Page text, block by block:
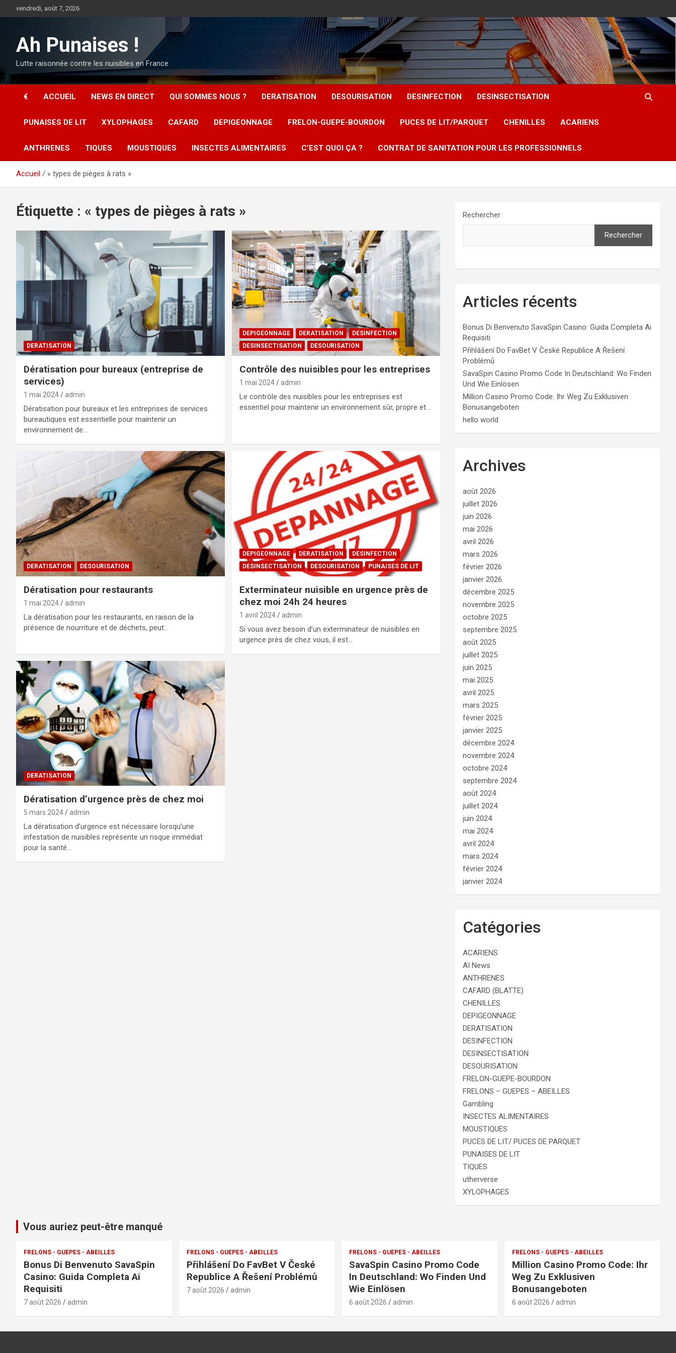
au
vendredi, août 7, 2026
Ah Punaises !
Lutte raisonnée contre les nuisibles en France
€ ACCUEIL NEWS EN DIRECT QUI SOMMES NOUS ? DERATISATION DESOURISATION DESINFECTION DESINSECTISATION
PUNAISES DE LIT XYLOPHAGES CAFARD DEPIGEONNAGE FRELON-GUEPE-BOURDON PUCES DE LIT/PARQUET CHENILLES ACARIENS
ANTHRENES TIQUES MOUSTIQUES INSECTES ALIMENTAIRES C’EST QUOI ÇA ? CONTRAT DE SANITATION POUR LES PROFESSIONNELS
Accueil « types de pièges à rats »
Étiquette : « types de pièges à rats »
DERATISATION
Dératisation pour bureaux (entreprise de
services)
1 mai 2024 admin
Dératisation pour bureaux et les entreprises de services
bureautiques est essentielle pour maintenir un
environnement de…
DEPIGEONNAGE DERATISATION
DESINFECTION
DESINSECTISATION
DESOURISATION
Contrôle des nuisibles pour les entreprises
1 mai 2024 admin
Le contrôle des nuisibles pour les entreprises est
essentiel pour maintenir un environnement sûr, propre et…
DERATISATION DESOURISATION
Dératisation pour restaurants
1 mai 2024 admin
La dératisation pour les restaurants, en raison de la
présence de nourriture et de déchets, peut…
DEPIGEONNAGE DERATISATION
DESINFECTION
DESINSECTISATION
DESOURISATION PUNAISES DE LIT
Exterminateur nuisible en urgence près de
chez moi 24h 24 heures
1 avril 2024 admin
Si vous avez besoin d’un exterminateur de nuisibles en
urgence près de chez vous, il est…
DERATISATION
Dératisation d’urgence près de chez moi
5 mars 2024 admin
La dératisation d’urgence est nécessaire lorsqu’une
infestation de nuisibles représente un risque immédiat
pour la santé…
Rechercher
Rechercher
Articles récents
Bonus Di Benvenuto SavaSpin Casino: Guida Completa Ai
Requisiti
Přihlášení Do FavBet V České Republice A Řešení
Problémů
SavaSpin Casino Promo Code In Deutschland: Wo Finden
Und Wie Einlösen
Million Casino Promo Code: Ihr Weg Zu Exklusiven
Bonusangeboten
hello world
Archives
août 2026
juillet 2026
juin 2026
mai 2026
avril 2026
mars 2026
février 2026
janvier 2026
décembre 2025
novembre 2025
octobre 2025
septembre 2025
août 2025
juillet 2025
juin 2025
mai 2025
avril 2025
mars 2025
février 2025
janvier 2025
décembre 2024
novembre 2024
octobre 2024
septembre 2024
août 2024
juillet 2024
juin 2024
mai 2024
avril 2024
mars 2024
février 2024
janvier 2024
Catégories
ACARIENS
AI News
ANTHRENES
CAFARD (BLATTE)
CHENILLES
DEPIGEONNAGE
DERATISATION
DESINFECTION
DESINSECTISATION
DESOURISATION
FRELON-GUEPE-BOURDON
FRELONS – GUEPES – ABEILLES
Gambling
INSECTES ALIMENTAIRES
MOUSTIQUES
PUCES DE LIT/ PUCES DE PARQUET
PUNAISES DE LIT
TIQUES
utherverse
XYLOPHAGES
Vous auriez peut-être manqué
FRELONS - GUEPES - ABEILLES
Bonus Di Benvenuto SavaSpin
Casino: Guida Completa Ai
Requisiti
7 août 2026 admin
FRELONS - GUEPES - ABEILLES
Přihlášení Do FavBet V České
Republice A Řešení Problémů
7 août 2026 admin
FRELONS - GUEPES - ABEILLES
SavaSpin Casino Promo Code
In Deutschland: Wo Finden Und
Wie Einlösen
6 août 2026 admin
FRELONS - GUEPES - ABEILLES
Million Casino Promo Code: Ihr
Weg Zu Exklusiven
Bonusangeboten
6 août 2026 admin